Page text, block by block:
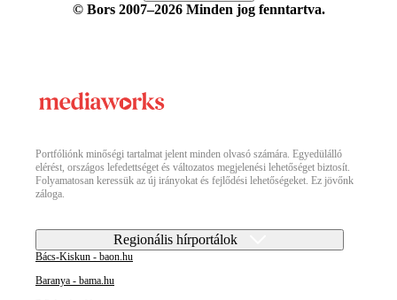
© Bors 2007–2026 Minden jog fenntartva.
Portfóliónk minőségi tartalmat jelent minden olvasó számára. Egyedülálló
elérést, országos lefedettséget és változatos megjelenési lehetőséget biztosít.
Folyamatosan keressük az új irányokat és fejlődési lehetőségeket. Ez jövőnk
záloga.
Regionális hírportálok
Bács-Kiskun - baon.hu
Baranya - bama.hu